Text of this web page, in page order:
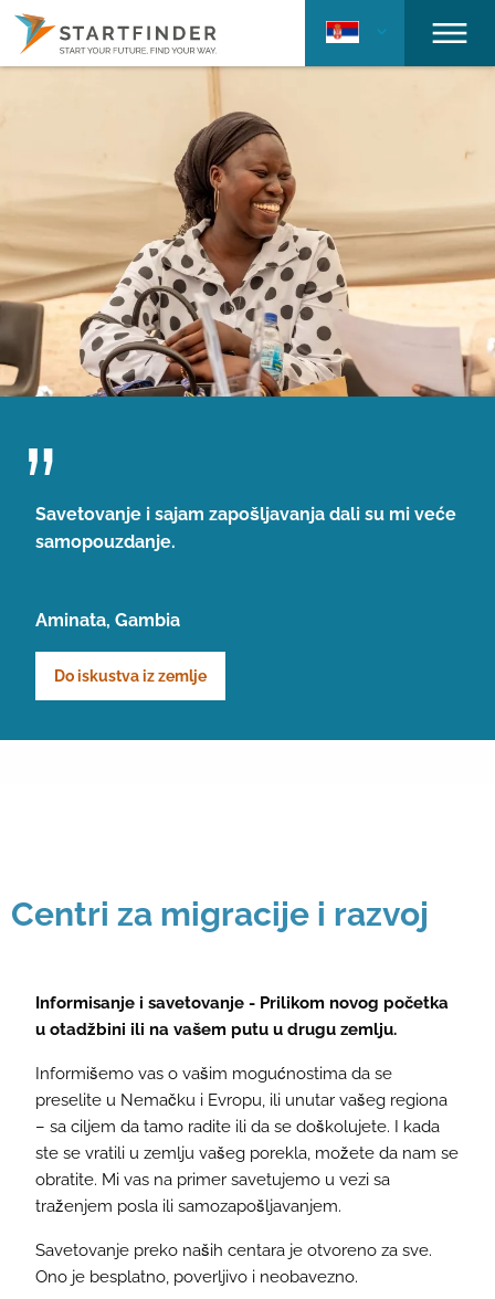
Savetovanje i sajam zapošljavanja dali su mi veće
samopouzdanje.
Aminata, Gambia
Do iskustva iz zemlje
Centri za migracije i razvoj
Informisanje i savetovanje - Prilikom novog početka
u otadžbini ili na vašem putu u drugu zemlju.
Informišemo vas o vašim mogućnostima da se
preselite u Nemačku i Evropu, ili unutar vašeg regiona
– sa ciljem da tamo radite ili da se doškolujete. I kada
ste se vratili u zemlju vašeg porekla, možete da nam se
obratite. Mi vas na primer savetujemo u vezi sa
traženjem posla ili samozapošljavanjem.
Savetovanje preko naših centara je otvoreno za sve.
Ono je besplatno, poverljivo i neobavezno.